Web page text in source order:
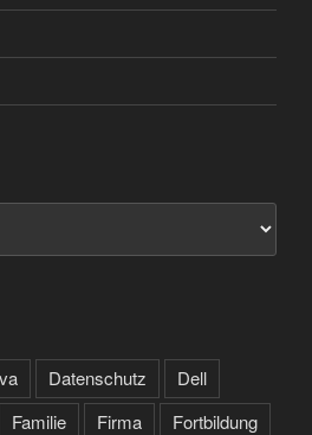
Datenschutz
Dell
Familie Firma
Fortbildung